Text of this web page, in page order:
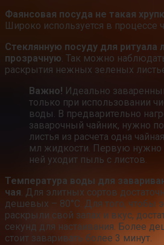
Фаянсовая посуда не такая
Широко используется в процессе
Стеклянную посуду для ритуала
прозрачную. Так можно
раскрытия нежных зеленых
Важно! Идеально
только при использовании
воды. В предварительно
заварочный чайник, нужно
листья из расчета одна
мл жидкости. Первую нужно
ней уходит пыль с листов.
Температура воды для
чая. Для элитных сортов
дешевых – 80°C. Для того, чтобы
раскрыли свой запах и вкус,
секунд для настаивания. Более
стоит заваривать более 3 минут.